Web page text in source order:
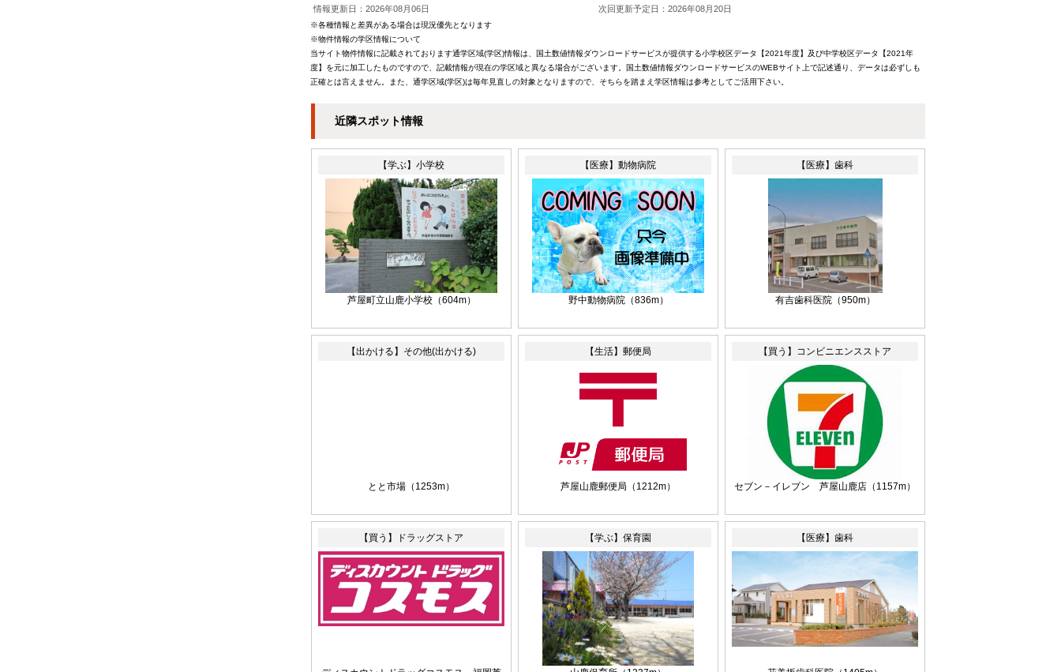
情報更新日：2026年08月06日 次回更新予定日：2026年08月20日
※各種情報と差異がある場合は現況優先となります
※物件情報の学区情報について
当サイト物件情報に記載されております通学区域(学区)情報は、国土数値情報ダウンロードサービスが提供する小学校区データ【2021年度】及び中学校区データ【2021年
度】を元に加工したものですので、記載情報が現在の学区域と異なる場合がございます。国土数値情報ダウンロードサービスのWEBサイト上で記述通り、データは必ずしも
正確とは言えません。また、通学区域(学区)は毎年見直しの対象となりますので、そちらを踏まえ学区情報は参考としてご活用下さい。
近隣スポット情報
【学ぶ】小学校
芦屋町立山鹿小学校（604m）
【医療】動物病院
野中動物病院（836m）
【医療】歯科
有吉歯科医院（950m）
【出かける】その他(出かける)
とと市場 （1253m）
【生活】郵便局
芦屋山鹿郵便局 （1212m）
【買う】コンビニエンスストア
セブン－イレブン 芦屋山鹿店 （1157m）
【買う】ドラッグストア 【学ぶ】保育園 【医療】歯科